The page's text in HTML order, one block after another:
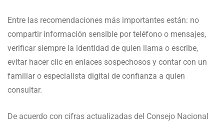
Entre las recomendaciones más importantes están: no
compartir información sensible por teléfono o mensajes,
verificar siempre la identidad de quien llama o escribe,
evitar hacer clic en enlaces sospechosos y contar con un
familiar o especialista digital de confianza a quien
consultar.
De acuerdo con cifras actualizadas del Consejo Nacional